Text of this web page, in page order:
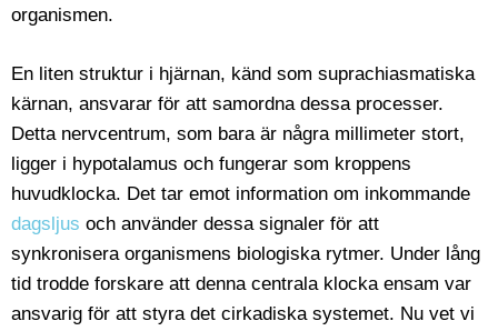
organismen.
En liten struktur i hjärnan, känd som suprachiasmatiska
kärnan, ansvarar för att samordna dessa processer.
Detta nervcentrum, som bara är några millimeter stort,
ligger i hypotalamus och fungerar som kroppens
huvudklocka. Det tar emot information om inkommande
dagsljus och använder dessa signaler för att
synkronisera organismens biologiska rytmer. Under lång
tid trodde forskare att denna centrala klocka ensam var
ansvarig för att styra det cirkadiska systemet. Nu vet vi